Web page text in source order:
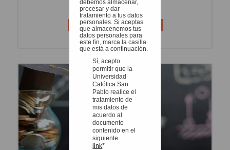
Leer más
Becas Padres de Familia
debemos almacenar,
procesar y dar
tratamiento a tus datos
personales. Si aceptas
que almacenemos tus
datos personales para
este fin, marca la casilla
que está a continuación.
Sí, acepto
permitir que la
Universidad
Católica San
Pablo realice el
tratamiento de
mis datos de
acuerdo al
documento
contenido en el
siguiente
link*